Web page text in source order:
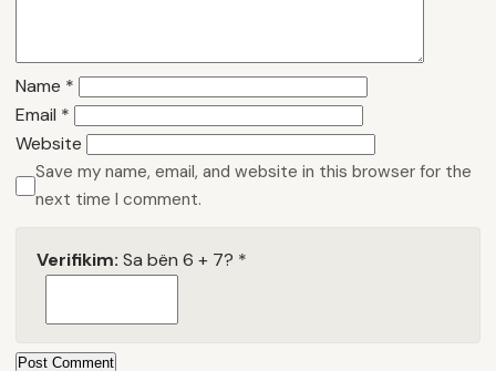
Name *
Email *
Website
Save my name, email, and website in this browser for the
next time I comment.
Verifikim: Sa bën 6 + 7? *
Post Comment